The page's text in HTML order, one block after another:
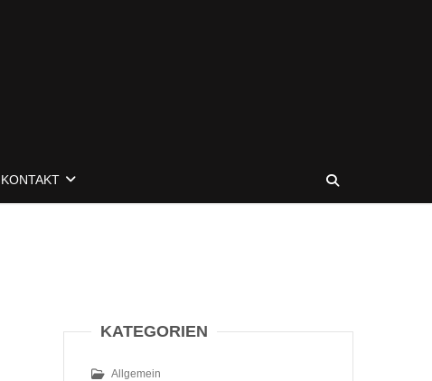
KONTAKT
KATEGORIEN
Allgemein